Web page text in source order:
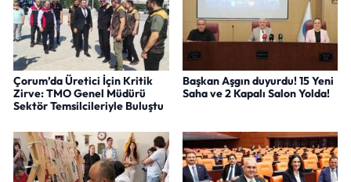
Çorum’da Üretici İçin Kritik
Zirve: TMO Genel Müdürü
Sektör Temsilcileriyle Buluştu
Başkan Aşgın duyurdu! 15 Yeni
Saha ve 2 Kapalı Salon Yolda!